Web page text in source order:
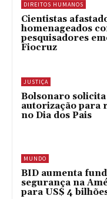
DIREITOS HUMANOS
Cientistas
homenageados
pesquisadores
Fiocruz
JUSTIÇA
Bolsonaro solicita
autorização para
no Dia dos Pais
MUNDO
BID aumenta
segurança na
para US$ 4